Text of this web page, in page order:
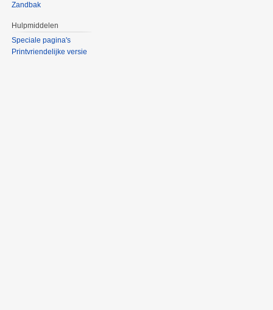
Zandbak
Hulpmiddelen
Speciale pagina's
Printvriendelijke versie